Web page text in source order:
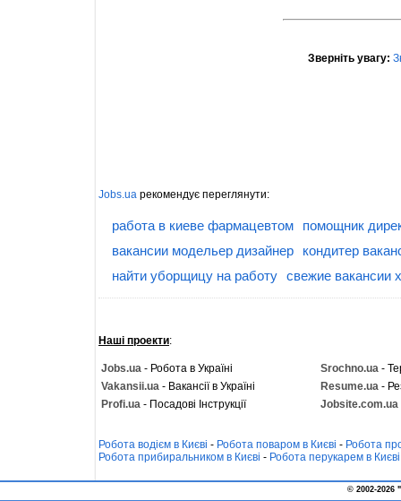
Зверніть увагу:
Jobs.ua рекомендує переглянути:
работа в киеве фармацевтом
помощник
вакансии модельер дизайнер
кондитер
найти уборщицу на работу свежие вакансии
Наші проекти:
Jobs.ua - Робота в Україні Srochno.ua -
Vakansii.ua - Вакансії в Україні Resume.ua -
Profi.ua - Посадові Інструкції Jobsite.com.ua
Робота водієм в Києві - Робота поваром в Києві - Робота
Робота прибиральником в Києві - Робота перукарем в Києві
© 2002-2026